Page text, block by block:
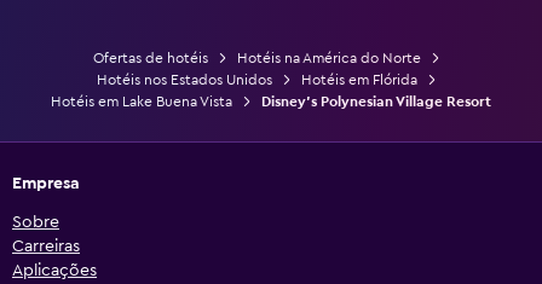
Ofertas de hotéis
Hotéis na América do Norte
Hotéis nos Estados Unidos
Hotéis em Flórida
Hotéis em Lake Buena Vista
Disney's Polynesian Village Resort
Empresa
Sobre
Carreiras
Aplicações